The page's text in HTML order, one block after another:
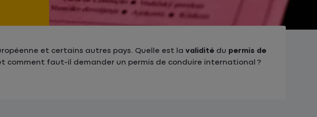
et certains autres pays. Quelle est la validité du permis de
comment faut-il demander un permis de conduire international ?